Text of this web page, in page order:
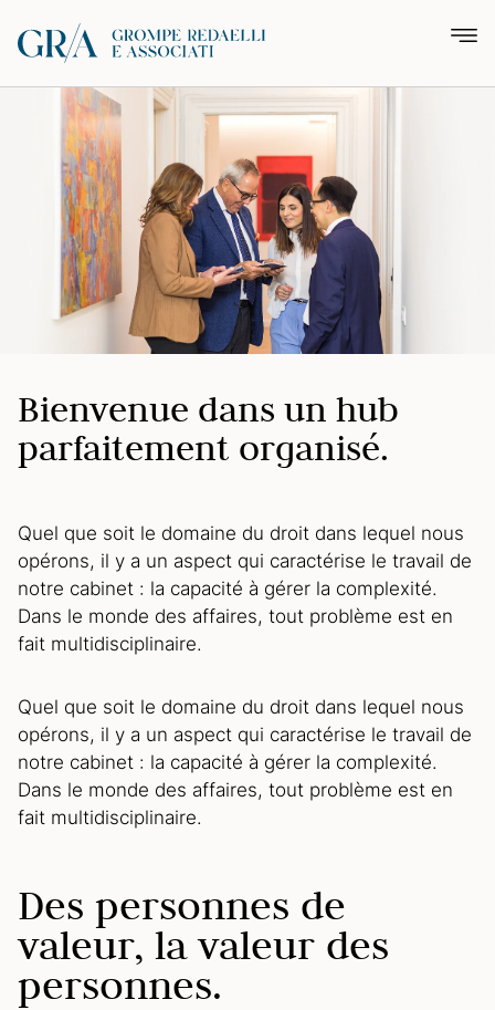
Bienvenue dans un hub
parfaitement organisé.
Quel que soit le domaine du droit dans lequel nous
opérons, il y a un aspect qui caractérise le travail de
notre cabinet : la capacité à gérer la complexité.
Dans le monde des affaires, tout problème est en
fait multidisciplinaire.
Quel que soit le domaine du droit dans lequel nous
opérons, il y a un aspect qui caractérise le travail de
notre cabinet : la capacité à gérer la complexité.
Dans le monde des affaires, tout problème est en
fait multidisciplinaire.
Des personnes de
valeur, la valeur des
personnes.